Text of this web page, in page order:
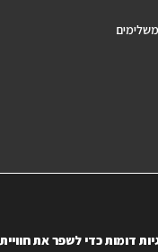
דומות כדי לשפר את